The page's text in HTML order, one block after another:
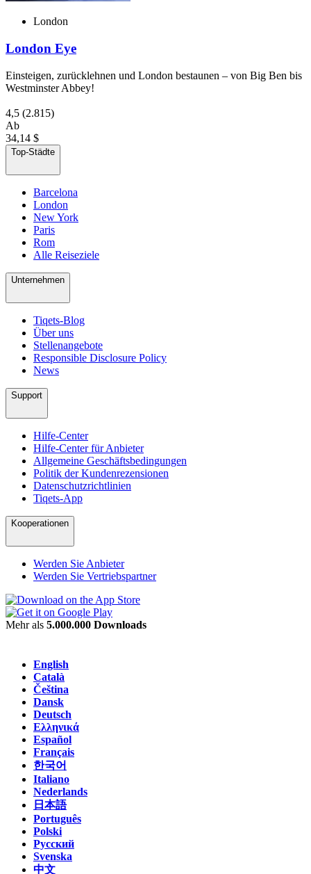
London
London Eye
Einsteigen, zurücklehnen und London bestaunen – von Big Ben bis
Westminster Abbey!
4,5 (2.815)
Ab
34,14 $
Top-Städte
Barcelona
London
New York
Paris
Rom
Alle Reiseziele
Unternehmen
Tiqets-Blog
Über uns
Stellenangebote
Responsible Disclosure Policy
News
Support
Hilfe-Center
Hilfe-Center für Anbieter
Allgemeine Geschäftsbedingungen
Politik der Kundenrezensionen
Datenschutzrichtlinien
Tiqets-App
Kooperationen
Werden Sie Anbieter
Werden Sie Vertriebspartner
Mehr als 5.000.000 Downloads
English
Català
Čeština
Dansk
Deutsch
Ελληνικά
Español
Français
한국어
Italiano
Nederlands
日本語
Português
Polski
Русский
Svenska
中文